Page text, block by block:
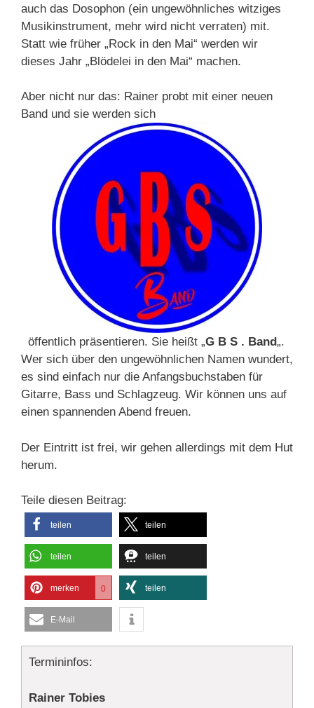
auch das Dosophon (ein ungewöhnliches witziges
Musikinstrument, mehr wird nicht verraten) mit.
Statt wie früher „Rock in den Mai“ werden wir
dieses Jahr „Blödelei in den Mai“ machen.
Aber nicht nur das: Rainer probt mit einer neuen
Band und sie werden sich
öffentlich präsentieren. Sie heißt „G B S . Band„.
Wer sich über den ungewöhnlichen Namen wundert,
es sind einfach nur die Anfangsbuchstaben für
Gitarre, Bass und Schlagzeug. Wir können uns auf
einen spannenden Abend freuen.
Der Eintritt ist frei, wir gehen allerdings mit dem Hut
herum.
Teile diesen Beitrag:
teilen teilen
teilen teilen
merken 0 teilen
E-Mail
Termininfos:
Rainer Tobies